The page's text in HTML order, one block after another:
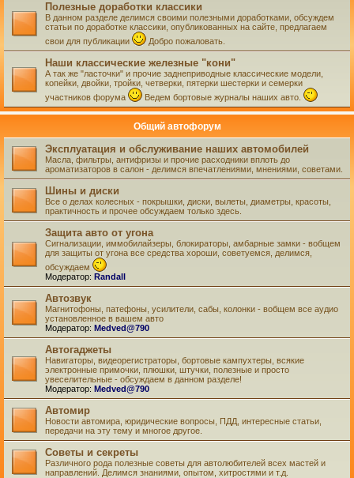
Полезные доработки классики
В данном разделе делимся своими полезными доработками, обсуждем
статьи по доработке классики, опубликованных на сайте, предлагаем
свои для публикации
Добро пожаловать.
Наши классические железные "кони"
А так же "ласточки" и прочие заднеприводные классические модели,
копейки, двойки, тройки, четверки, пятерки шестерки и семерки
участников форума
Ведем бортовые журналы наших авто.
Общий автофорум
Эксплуатация и обслуживание наших автомобилей
Масла, фильтры, антифризы и прочие расходники вплоть до
ароматизаторов в салон - делимся впечатлениями, мнениями, советами.
Шины и диски
Все о делах колесных - покрышки, диски, вылеты, диаметры, красоты,
практичность и прочее обсуждаем только здесь.
Защита авто от угона
Сигнализации, иммобилайзеры, блокираторы, амбарные замки - вобщем
для защиты от угона все средства хороши, советуемся, делимся,
обсуждаем
Модератор: Randall
Автозвук
Магнитофоны, патефоны, усилители, сабы, колонки - вобщем все аудио
установленное в вашем авто
Модератор: Medved@790
Автогаджеты
Навигаторы, видеорегистраторы, бортовые кампухтеры, всякие
электронные примочки, плюшки, штучки, полезные и просто
увеселительные - обсуждаем в данном разделе!
Модератор: Medved@790
Автомир
Новости автомира, юридические вопросы, ПДД, интересные статьи,
передачи на эту тему и многое другое.
Советы и секреты
Различного рода полезные советы для автолюбителей всех мастей и
направлений. Делимся знаниями, опытом, хитростями и т.д.